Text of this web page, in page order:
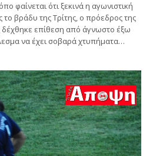
φαίνεται ότι ξεκινά η αγωνιστική
το βράδυ της Τρίτης, ο πρόεδρος της
δέχθηκε επίθεση από άγνωστο έξω
να έχει σοβαρά χτυπήματα…